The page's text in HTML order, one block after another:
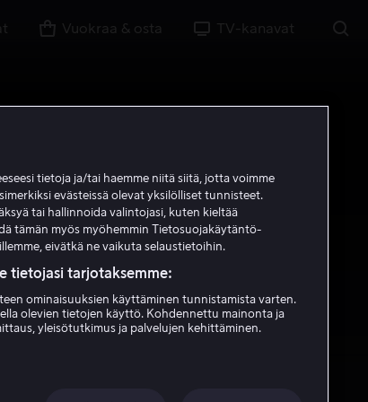
Vuokraa & osta TV-kanavat
tietoja ja/tai haemme niitä siitä, jotta voimme
evästeissä olevat yksilölliset tunnisteet.
tai hallinnoida valintojasi, kuten kieltää
tämän myös myöhemmin Tietosuojakäytäntö-
eivätkä ne vaikuta selaustietoihin.
tietojasi tarjotaksemme:
ominaisuuksien käyttäminen tunnistamista varten.
olevien tietojen käyttö. Kohdennettu mainonta ja
yleisötutkimus ja palvelujen kehittäminen.